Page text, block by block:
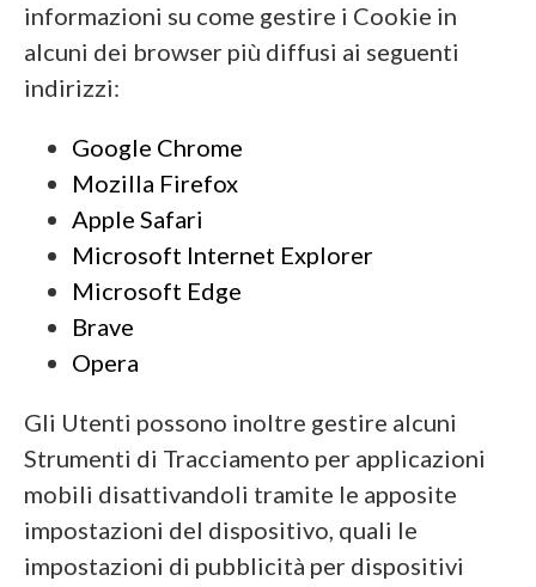
informazioni su come gestire i Cookie in
alcuni dei browser più diffusi ai seguenti
indirizzi:
Google Chrome
Mozilla Firefox
Apple Safari
Microsoft Internet Explorer
Microsoft Edge
Brave
Opera
Gli Utenti possono inoltre gestire alcuni
Strumenti di Tracciamento per applicazioni
mobili disattivandoli tramite le apposite
impostazioni del dispositivo, quali le
impostazioni di pubblicità per dispositivi